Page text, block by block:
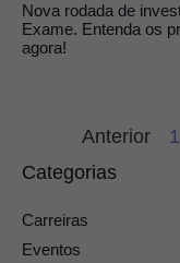
Nova rodada de
Exame. Entenda os
agora!
Anterior 1
Categorias
Carreiras
Eventos